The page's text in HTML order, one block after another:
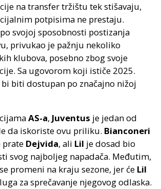
na transfer tržištu tek stišavaju,
potpisima ne prestaju.
svojoj sposobnosti postizanja
privukao je pažnju nekoliko
klubova, posebno zbog svoje
Sa ugovorom koji ističe 2025.
biti dostupan po značajno nižoj
AS-a, Juventus je jedan od
da iskoriste ovu priliku. Bianconeri
prate Dejvida, ali Lil je dosad bio
svog najboljeg napadača. Međutim,
promeni na kraju sezone, jer će Lil
za sprečavanje njegovog odlaska.